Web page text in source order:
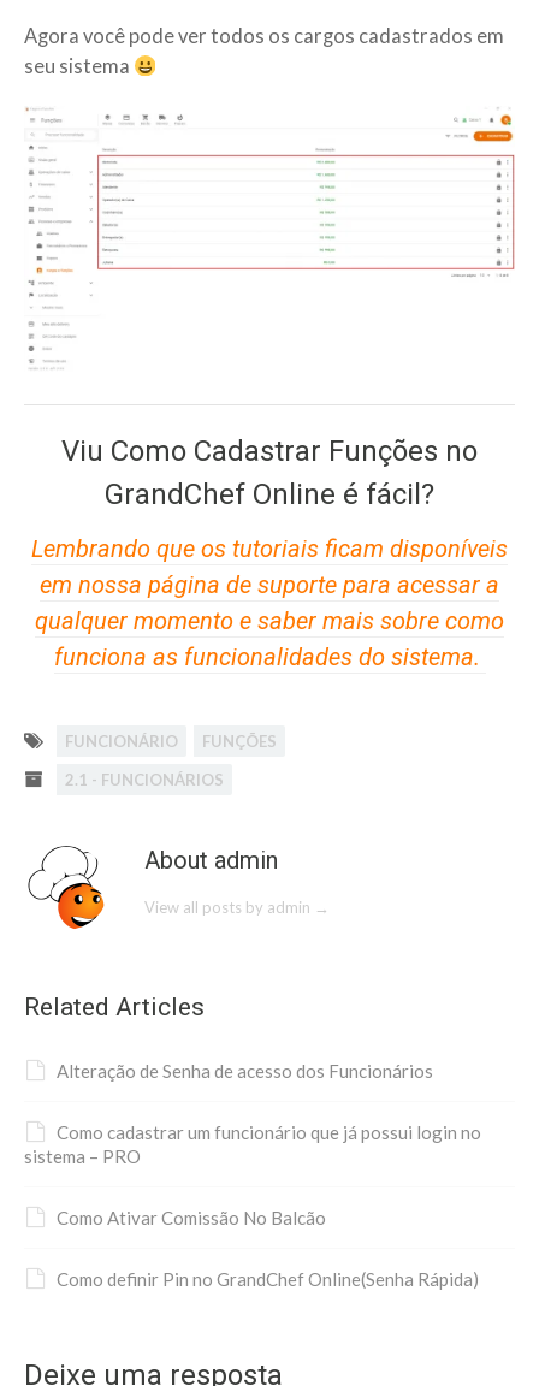
Agora você pode ver todos os cargos cadastrados em
seu sistema
Viu Como Cadastrar Funções no
GrandChef Online é fácil?
Lembrando que os tutoriais ficam disponíveis
em nossa página de suporte para acessar a
qualquer momento e saber mais sobre como
funciona as funcionalidades do sistema.
FUNCIONÁRIO
FUNÇÕES
2.1 - FUNCIONÁRIOS
About admin
View all posts by admin →
Related Articles
Alteração de Senha de acesso dos Funcionários
Como cadastrar um funcionário que já possui login no
sistema – PRO
Como Ativar Comissão No Balcão
Como definir Pin no GrandChef Online(Senha Rápida)
Deixe uma resposta